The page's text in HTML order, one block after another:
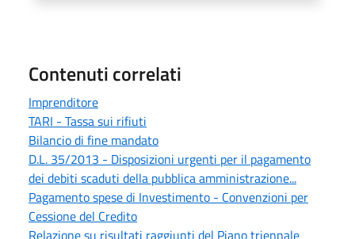
Contenuti correlati
Imprenditore
TARI - Tassa sui rifiuti
Bilancio di fine mandato
D.L. 35/2013 - Disposizioni urgenti per il pagamento
dei debiti scaduti della pubblica amministrazione...
Pagamento spese di Investimento - Convenzioni per
Cessione del Credito
Relazione su risultati raggiunti del Piano triennale